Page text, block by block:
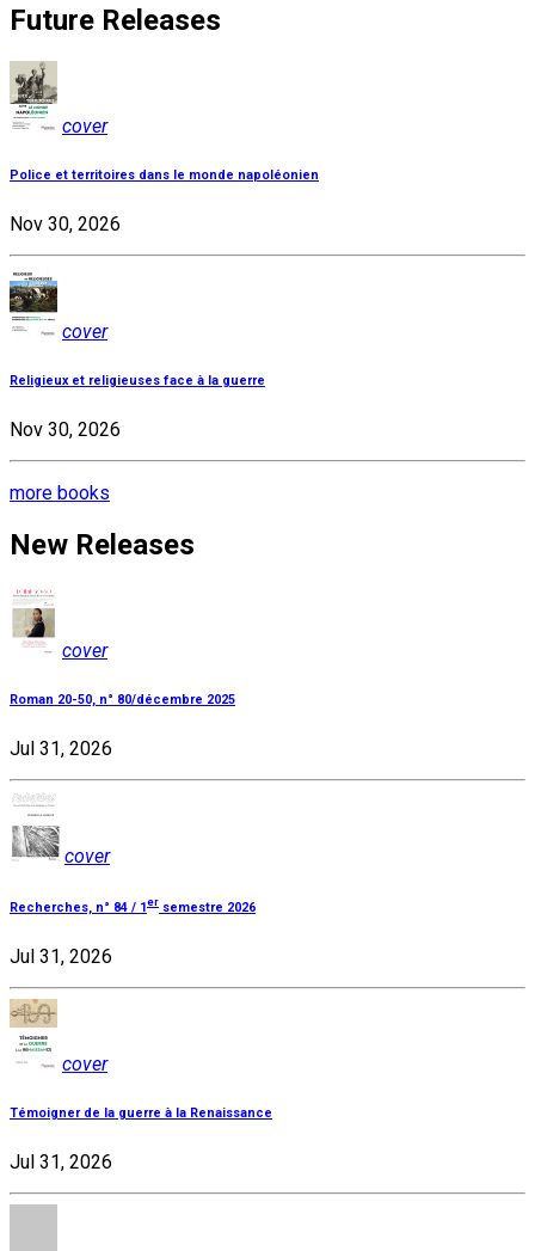
Future Releases
cover
Police et territoires dans le monde napoléonien
Nov 30, 2026
cover
Religieux et religieuses face à la guerre
Nov 30, 2026
more books
New Releases
cover
Roman 20-50, n° 80/décembre 2025
Jul 31, 2026
cover
Recherches, n° 84 / 1 er semestre 2026
Jul 31, 2026
cover
Témoigner de la guerre à la Renaissance
Jul 31, 2026